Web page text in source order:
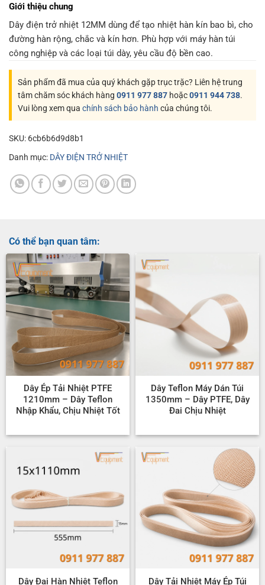
Giới thiệu chung
Dây điện trở nhiệt 12MM dùng để tạo nhiệt hàn kín bao bì, cho
đường hàn rộng, chắc và kín hơn. Phù hợp với máy hàn túi
công nghiệp và các loại túi dày, yêu cầu độ bền cao.
Sản phẩm đã mua của quý khách gặp trục trặc? Liên hệ trung
tâm chăm sóc khách hàng 0911 977 887 hoặc0911 944 738.
Vui lòng xem qua chính sách bảo hành của chúng tôi.
SKU: 6cb6b6d9d8b1
Danh mục: DÂY ĐIỆN TRỞ NHIỆT
Có thể bạn quan tâm:
Dây Ép Tải Nhiệt PTFE
1210mm – Dây Teflon
Nhập Khẩu, Chịu Nhiệt Tốt
Dây Teflon Máy Dán Túi
1350mm – Dây PTFE, Dây
Đai Chịu Nhiệt
Dây Đai Hàn Nhiệt Teflon
Dây Tải Nhiệt Máy Ép Túi